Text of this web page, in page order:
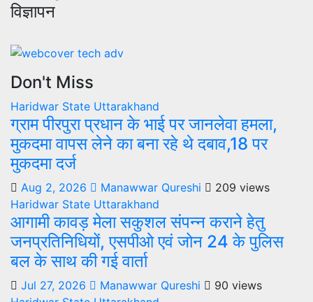
विज्ञापन
Don't Miss
Haridwar State Uttarakhand
ग्राम पीरपुरा प्रधान के भाई पर जानलेवा हमला,
मुकदमा वापस लेने का बना रहे थे दबाव,18 पर
मुकदमा दर्ज
Aug 2, 2026 Manawwar Qureshi
209 views
Haridwar State Uttarakhand
आगामी कावड़ मेला सकुशल संपन्न कराने हेतु
जनप्रतिनिधियों, एसपीओ एवं जोन 24 के पुलिस
बल के साथ की गई वार्ता
Jul 27, 2026 Manawwar Qureshi
90 views